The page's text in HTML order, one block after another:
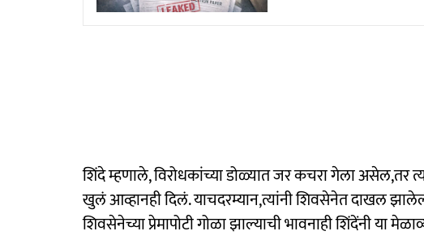
शिंदे म्हणाले, विरोधकांच्या डोळ्यात जर कचरा गेला असेल,तर
खुलं आव्हानही दिलं. याचदरम्यान,त्यांनी शिवसेनेत दाखल
शिवसेनेच्या प्रेमापोटी गोळा झाल्याची भावनाही शिंदेंनी या